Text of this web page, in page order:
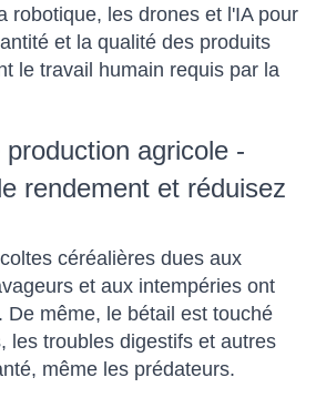
robotique, les drones et l'IA pour
et la qualité des produits
le travail humain requis par la
agricole -
rendement et réduisez
céréalières dues aux
et aux intempéries ont
De même, le bétail est touché
les troubles digestifs et autres
même les prédateurs.